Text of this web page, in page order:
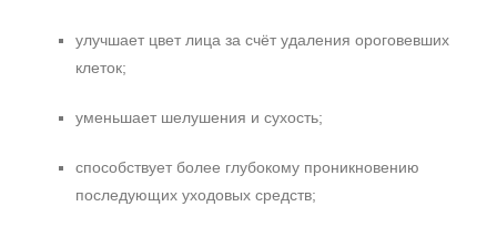
улучшает цвет лица за счёт удаления ороговевших
клеток;
уменьшает шелушения и сухость;
способствует более глубокому проникновению
последующих уходовых средств;